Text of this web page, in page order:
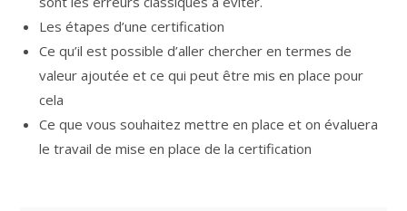
Les étapes d’une certification
Ce qu’il est possible d’aller chercher en termes de
valeur ajoutée et ce qui peut être mis en place pour
cela
Ce que vous souhaitez mettre en place et on évaluera
le travail de mise en place de la certification